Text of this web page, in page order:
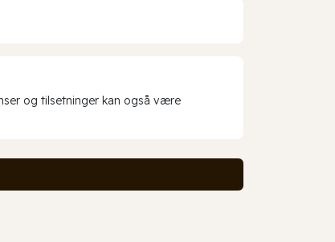
og tilsetninger kan også være